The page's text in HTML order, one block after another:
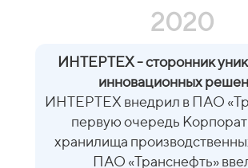
2020
ИНТЕРТЕХ - сторонник
инновационных
ИНТЕРТЕХ внедрил в ПАО
первую очередь
хранилища
ПАО «Транснефть»